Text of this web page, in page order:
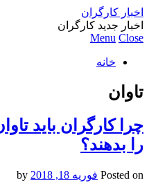
اخبار کارگران
اخبار جدید کارگران
Menu Close
خانه
تاوان
چرا کارگران باید
را بدهند؟
Posted on فوریه 18, 2018